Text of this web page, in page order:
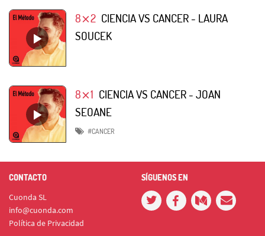
8⨯2 CIENCIA VS CANCER - LAURA
SOUCEK
8⨯1 CIENCIA VS CANCER - JOAN
SEOANE
#CANCER
CONTACTO
Cuonda SL
info@cuonda.com
Política de Privacidad
SÍGUENOS EN